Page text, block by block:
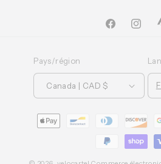
Facebook
Pays/région
Canada | CAD $
Moyens